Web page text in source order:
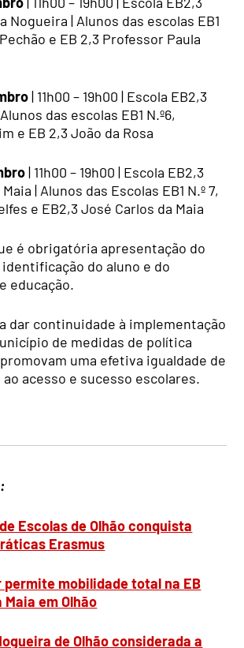
Nogueira | Alunos das escolas EB1
Pechão e EB 2,3 Professor Paula
| 11h00 – 19h00 | Escola EB2,3
das escolas EB1 N.º6,
e EB 2,3 João da Rosa
| 11h00 – 19h00 | Escola EB2,3
| Alunos das Escolas EB1 N.º 7,
e EB2,3 José Carlos da Maia
é obrigatória apresentação do
do aluno e do
educação.
dar continuidade à implementação
de medidas de política
uma efetiva igualdade de
acesso e sucesso escolares.
Escolas de Olhão conquista
Erasmus
permite mobilidade total na EB
em Olhão
de Olhão considerada a